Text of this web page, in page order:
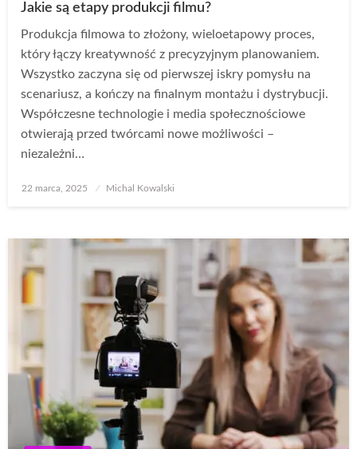
Jakie są etapy produkcji filmu?
Produkcja filmowa to złożony, wieloetapowy proces,
który łączy kreatywność z precyzyjnym planowaniem.
Wszystko zaczyna się od pierwszej iskry pomysłu na
scenariusz, a kończy na finalnym montażu i dystrybucji.
Współczesne technologie i media społecznościowe
otwierają przed twórcami nowe możliwości –
niezależni…
Opublikowane
22 marca, 2025 Michal Kowalski